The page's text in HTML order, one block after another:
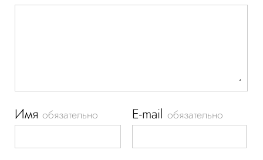
Имяобязательно E-mailобязательно